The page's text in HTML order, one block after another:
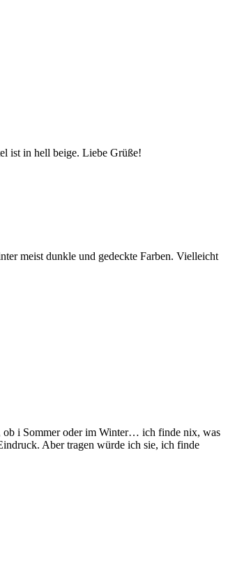
ist in hell beige. Liebe Grüße!
meist dunkle und gedeckte Farben. Vielleicht
ob i Sommer oder im Winter… ich finde nix, was
Aber tragen würde ich sie, ich finde